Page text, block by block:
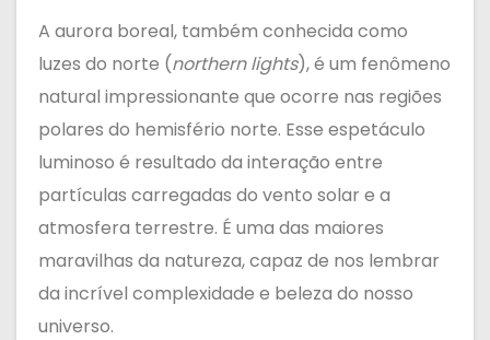
A aurora boreal, também conhecida como
luzes do norte (northern lights), é um fenômeno
natural impressionante que ocorre nas regiões
polares do hemisfério norte. Esse espetáculo
luminoso é resultado da interação entre
partículas carregadas do vento solar e a
atmosfera terrestre. É uma das maiores
maravilhas da natureza, capaz de nos lembrar
da incrível complexidade e beleza do nosso
universo.